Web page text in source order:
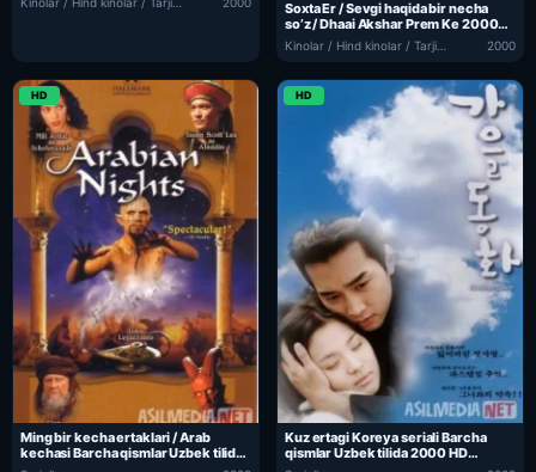
Soxta Er / Sevgi haqida bir necha
so’z / Dhaai Akshar Prem Ke 2000
Hind kino Uzbek tilida Tarjima kino
skachat
2000
HD
Ming bir kecha ertaklari / Arab
kechasi Barcha qismlar Uzbek tilida
2000 HD O’zbek tarjima
HD
Kuz ertagi Koreya seriali Barcha
qismlar Uzbek tilida 2000 HD
O’zbek tarjima